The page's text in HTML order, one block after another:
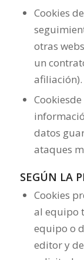
Cookies
otras
un
afiliación).
datos
ataques
SEGÚN LA
Cookies
al equipo
equipo o
editor y